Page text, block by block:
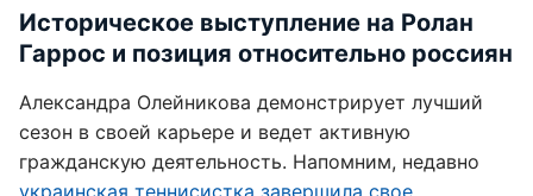
Историческое выступление на Ролан
Гаррос и позиция относительно россиян
Александра Олейникова демонстрирует лучший
сезон в своей карьере и ведет активную
гражданскую деятельность. Напомним, недавно
украинская теннисистка завершила свое